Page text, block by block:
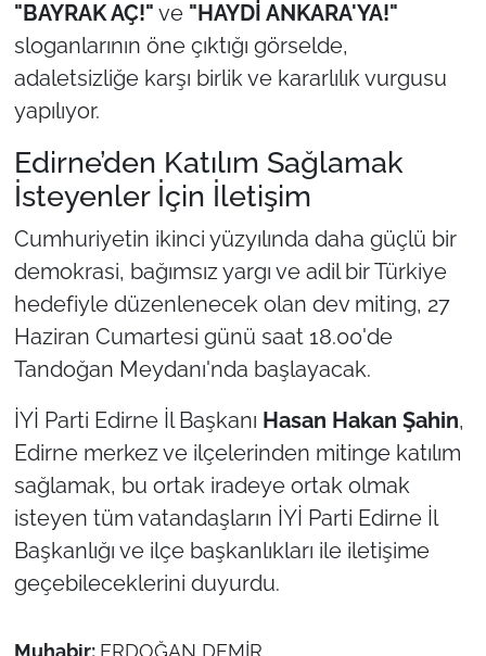
"BAYRAK AÇ!" ve "HAYDİ ANKARA'YA!"
sloganlarının öne çıktığı görselde,
adaletsizliğe karşı birlik ve kararlılık vurgusu
yapılıyor.
Edirne’den Katılım Sağlamak
İsteyenler İçin İletişim
Cumhuriyetin ikinci yüzyılında daha güçlü bir
demokrasi, bağımsız yargı ve adil bir Türkiye
hedefiyle düzenlenecek olan dev miting, 27
Haziran Cumartesi günü saat 18.00'de
Tandoğan Meydanı'nda başlayacak.
İYİ Parti Edirne İl Başkanı Hasan Hakan Şahin,
Edirne merkez ve ilçelerinden mitinge katılım
sağlamak, bu ortak iradeye ortak olmak
isteyen tüm vatandaşların İYİ Parti Edirne İl
Başkanlığı ve ilçe başkanlıkları ile iletişime
geçebileceklerini duyurdu.
Muhabir: ERDOĞAN DEMİR